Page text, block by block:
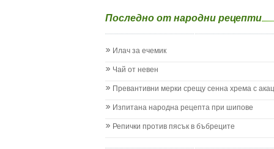
Жълтеница
Запек на бебето и детето
Кашлица при бебето и детето
Колики
Менингит
Млечница
Последно от народни рецепти
Илач за ечемик
Чай от невен
Превантивни мерки срещу сенна хрема с
Изпитана народна рецепта при шипове
Репички против пясък в бъбреците